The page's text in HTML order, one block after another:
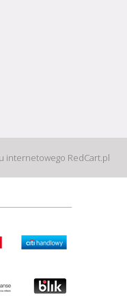
internetowego RedCart.pl